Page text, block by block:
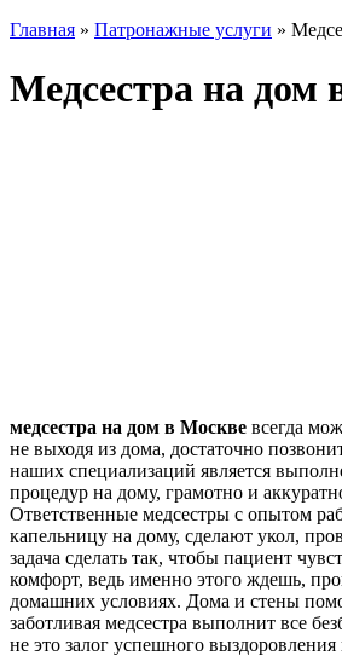
Главная » Патронажные услуги »
Медсестра на дом
медсестра на дом в Москве всегда
не выходя из дома, достаточно
наших специализаций является
процедур на дому, грамотно и
Ответственные медсестры с опытом
капельницу на дому, сделают укол,
задача сделать так, чтобы пациент
комфорт, ведь именно этого ждешь,
домашних условиях. Дома и стены
заботливая медсестра выполнит все
не это залог успешного выздоровления